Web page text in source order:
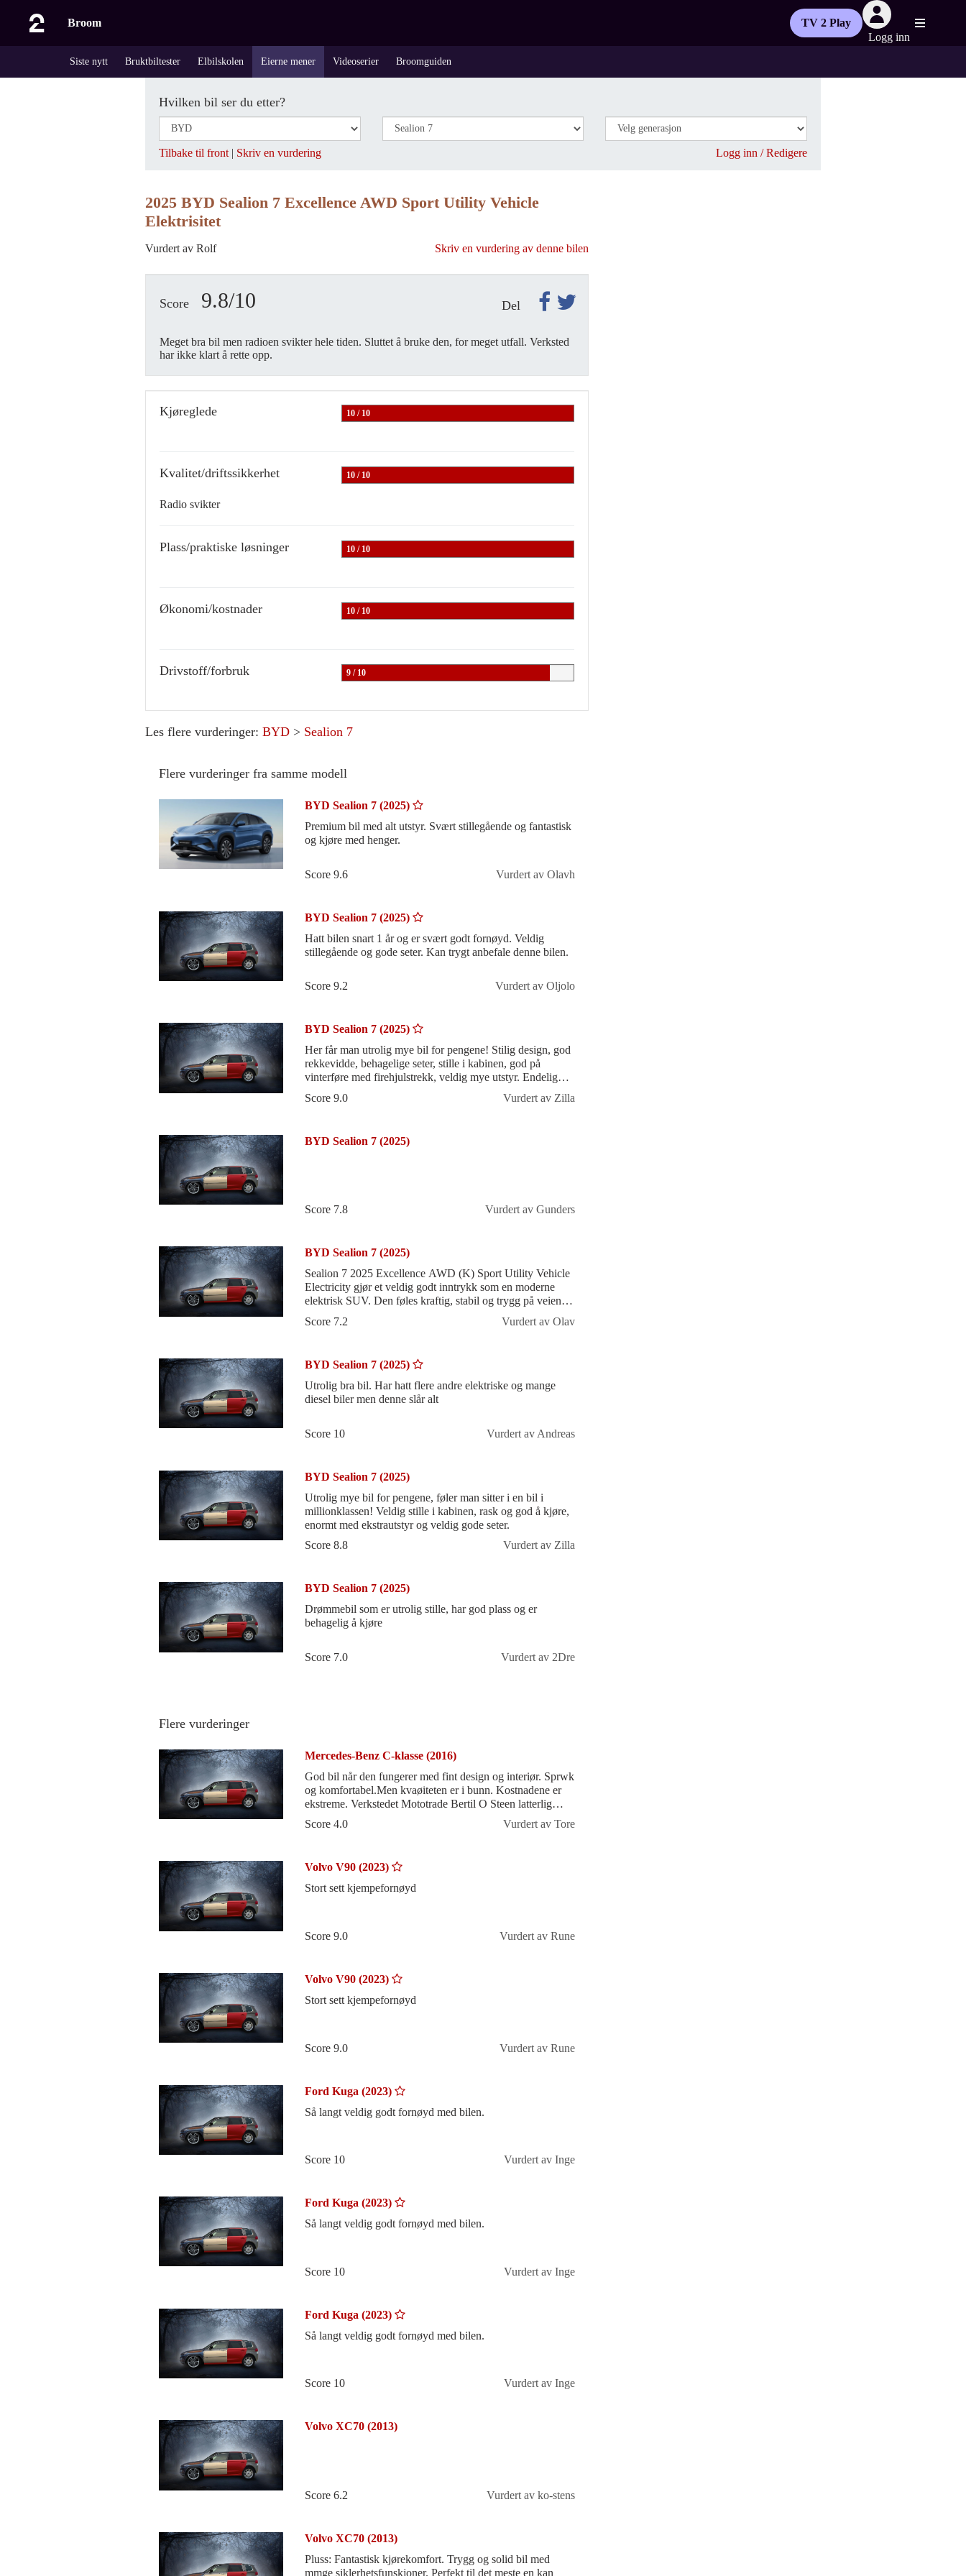
Broom
TV 2 Play
Logg inn
Siste nytt Bruktbiltester Elbilskolen Eierne mener Videoserier Broomguiden
Hvilken bil ser du etter?
Tilbake til front | Skriv en vurdering Logg inn / Redigere
2025 BYD Sealion 7 Excellence AWD Sport Utility Vehicle
Elektrisitet
Vurdert av Rolf Skriv en vurdering av denne bilen
Score 9.8/10 Del
Meget bra bil men radioen svikter hele tiden. Sluttet å bruke den, for meget utfall. Verksted
har ikke klart å rette opp.
Kjøreglede 10 / 10
Kvalitet/driftssikkerhet 10 / 10
Radio svikter
Plass/praktiske løsninger 10 / 10
Økonomi/kostnader 10 / 10
Drivstoff/forbruk 9 / 10
Les flere vurderinger: BYD > Sealion 7
Flere vurderinger fra samme modell
BYD Sealion 7 (2025)
Premium bil med alt utstyr. Svært stillegående og fantastisk
og kjøre med henger.
Score 9.6 Vurdert av Olavh
BYD Sealion 7 (2025)
Hatt bilen snart 1 år og er svært godt fornøyd. Veldig
stillegående og gode seter. Kan trygt anbefale denne bilen.
Score 9.2 Vurdert av Oljolo
BYD Sealion 7 (2025)
Her får man utrolig mye bil for pengene! Stilig design, god
rekkevidde, behagelige seter, stille i kabinen, god på
vinterføre med firehjulstrekk, veldig mye utstyr. Endelig
Score 9.0 Vurdert av Zilla
BYD Sealion 7 (2025)
Score 7.8 Vurdert av Gunders
BYD Sealion 7 (2025)
Sealion 7 2025 Excellence AWD (K) Sport Utility Vehicle
Electricity gjør et veldig godt inntrykk som en moderne
elektrisk SUV. Den føles kraftig, stabil og trygg på veien,
Score 7.2 Vurdert av Olav
BYD Sealion 7 (2025)
Utrolig bra bil. Har hatt flere andre elektriske og mange
diesel biler men denne slår alt
Score 10 Vurdert av Andreas
BYD Sealion 7 (2025)
Utrolig mye bil for pengene, føler man sitter i en bil i
millionklassen! Veldig stille i kabinen, rask og god å kjøre,
enormt med ekstrautstyr og veldig gode seter.
Score 8.8
Vurdert av Zilla
BYD Sealion 7 (2025)
Drømmebil som er utrolig stille, har god plass og er
behagelig å kjøre
Score 7.0 Vurdert av 2Dre
Flere vurderinger
Mercedes-Benz C-klasse (2016)
God bil når den fungerer med fint design og interiør. Sprwk
og komfortabel.Men kvaøiteten er i bunn. Kostnadene er
ekstreme. Verkstedet Mototrade Bertil O Steen latterlig
dårlig.
Score 4.0 Vurdert av Tore
Volvo V90 (2023)
Stort sett kjempefornøyd
Score 9.0 Vurdert av Rune
Volvo V90 (2023)
Stort sett kjempefornøyd
Score 9.0 Vurdert av Rune
Ford Kuga (2023)
Så langt veldig godt fornøyd med bilen.
Score 10 Vurdert av Inge
Ford Kuga (2023)
Så langt veldig godt fornøyd med bilen.
Score 10 Vurdert av Inge
Ford Kuga (2023)
Så langt veldig godt fornøyd med bilen.
Score 10 Vurdert av Inge
Volvo XC70 (2013)
Score 6.2 Vurdert av ko-stens
Volvo XC70 (2013)
Pluss: Fantastisk kjørekomfort. Trygg og solid bil med
mmge siklerhetsfunskjoner. Perfekt til det meste en kan